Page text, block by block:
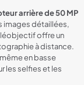
arrière de 50 MP
images détaillées,
offre un
à distance.
en basse
les selfies et les